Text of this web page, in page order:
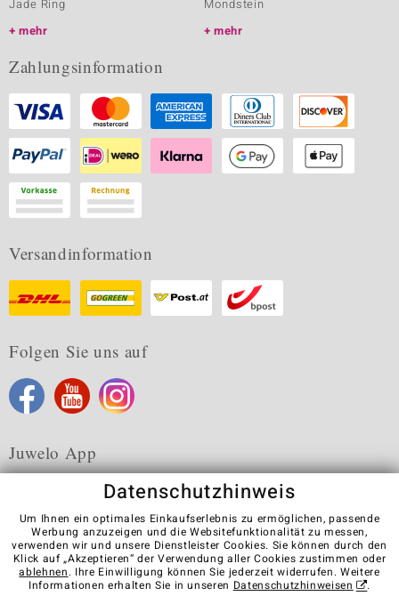
Jade Ring
mehr
Mondstein
mehr
Zahlungsinformation
Versandinformation
Folgen Sie uns auf
Juwelo App
Karriere AGB Datenschutz Cookies
Impressum
Kontakt
Vertrag widerrufen
Datenschutzhinweis
Um Ihnen ein optimales Einkaufserlebnis zu ermöglichen, passende
Werbung anzuzeigen und die Websitefunktionalität zu messen,
verwenden wir und unsere Dienstleister Cookies. Sie können durch den
Klick auf „Akzeptieren“ der Verwendung aller Cookies zustimmen oder
ablehnen. Ihre Einwilligung können Sie jederzeit widerrufen. Weitere
Informationen erhalten Sie in unseren Datenschutzhinweisen .